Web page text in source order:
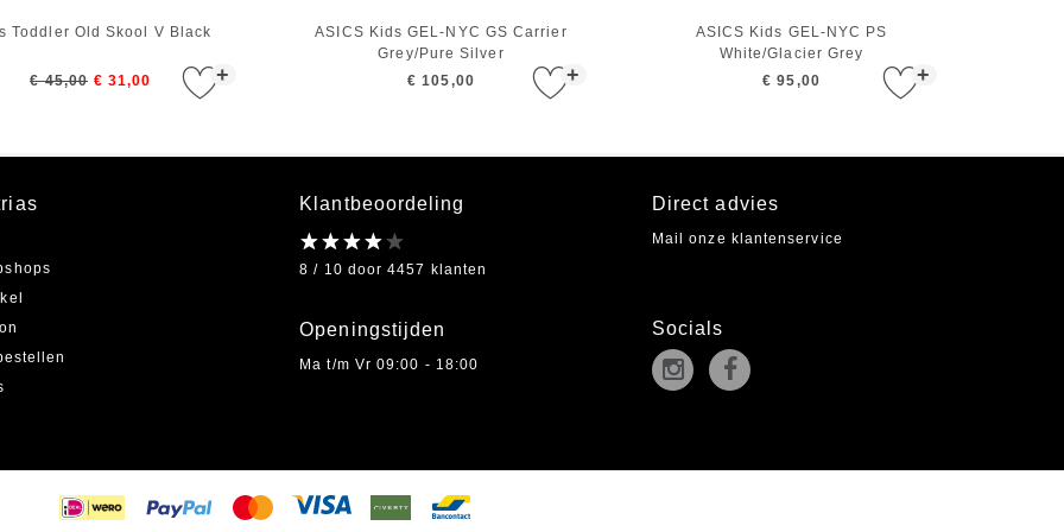
+
Toddler Old Skool V Black
€ 45,00 € 31,00 +
ASICS Kids GEL-NYC GS Carrier
Grey/Pure Silver
€ 105,00
+
ASICS Kids GEL-NYC PS
White/Glacier Grey
€ 95,00
Klantbeoordeling
8 / 10 door 4457 klanten
Openingstijden
Ma t/m Vr 09:00 - 18:00
Direct advies
Mail onze klantenservice
Socials